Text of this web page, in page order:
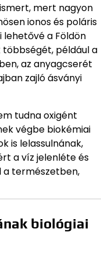
ismert, mert nagyon
ionos és poláris
lehetővé a Földön
többségét, például a
az anyagcserét
zajló ásványi
tudna oxigént
végbe biokémiai
is lelassulnának,
a víz jelenléte és
a természetben,
biológiai